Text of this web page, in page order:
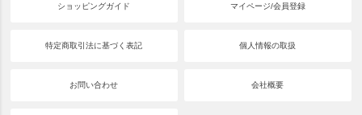
ショッピングガイド マイページ/会員登録
特定商取引法に基づく表記 個人情報の取扱
お問い合わせ 会社概要